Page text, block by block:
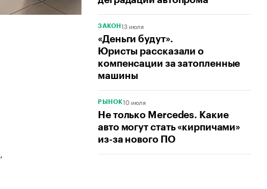
ЗАКОН 13 июля
«Деньги будут».
Юристы рассказали о
компенсации за затопленные
машины
РЫНОК10 июля
Не только Mercedes. Какие
авто могут стать «кирпичами»
из-за нового ПО